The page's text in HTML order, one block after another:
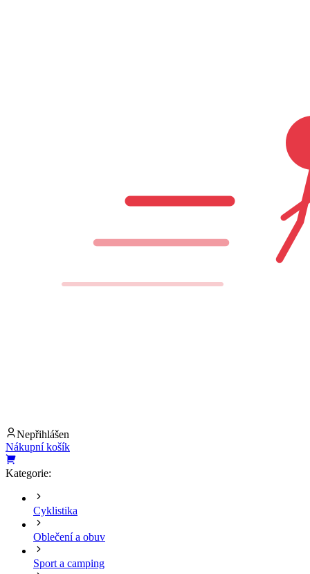
Nepřihlášen
Nákupní košík
Kategorie:
Cyklistika
Oblečení a obuv
Sport a camping